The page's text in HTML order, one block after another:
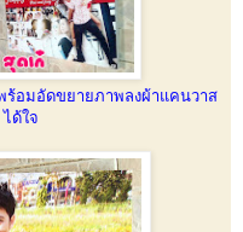
ร้อมอัดขยายภาพลงผ้าแคนวาส
ด้ใจ